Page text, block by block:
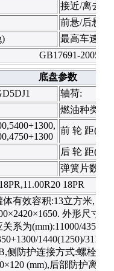
接近/离去角
前悬/后悬
最高车速
GB17691-2005国
底盘参数
轴荷:
燃油种类：
前 轮 距
后 轮 距
弹簧片数：
18PR
体有效容积:13立方米, 罐
外形尺寸
系为(mm):11000/
1440(1250)/
侧防护连接方式:螺栓连
(mm),后部防护离地